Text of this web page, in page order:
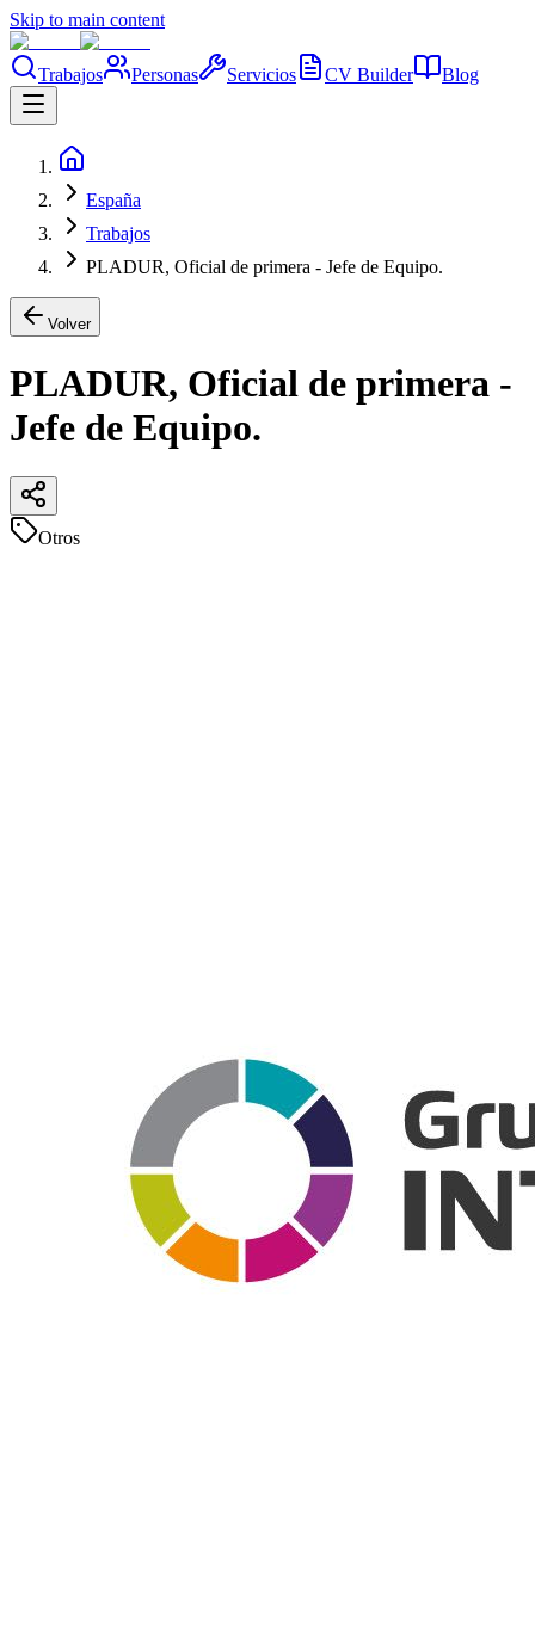
Skip to main content
Trabajos Personas Servicios CV Builder Blog
España
Trabajos
PLADUR, Oficial de primera - Jefe de Equipo.
Volver
PLADUR, Oficial de primera -
Jefe de Equipo.
Otros